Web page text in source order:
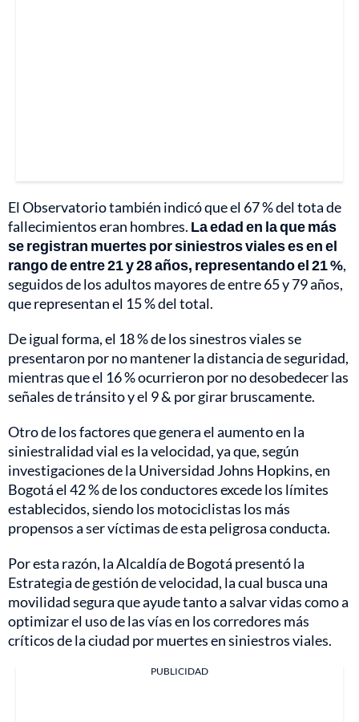
El Observatorio también indicó que el 67 % del tota de
fallecimientos eran hombres. La edad en la que más
se registran muertes por siniestros viales es en el
rango de entre 21 y 28 años, representando el 21 %,
seguidos de los adultos mayores de entre 65 y 79 años,
que representan el 15 % del total.
De igual forma, el 18 % de los sinestros viales se
presentaron por no mantener la distancia de seguridad,
mientras que el 16 % ocurrieron por no desobedecer las
señales de tránsito y el 9 & por girar bruscamente.
Otro de los factores que genera el aumento en la
siniestralidad vial es la velocidad, ya que, según
investigaciones de la Universidad Johns Hopkins, en
Bogotá el 42 % de los conductores excede los límites
establecidos, siendo los motociclistas los más
propensos a ser víctimas de esta peligrosa conducta.
Por esta razón, la Alcaldía de Bogotá presentó la
Estrategia de gestión de velocidad, la cual busca una
movilidad segura que ayude tanto a salvar vidas como a
optimizar el uso de las vías en los corredores más
críticos de la ciudad por muertes en siniestros viales.
PUBLICIDAD